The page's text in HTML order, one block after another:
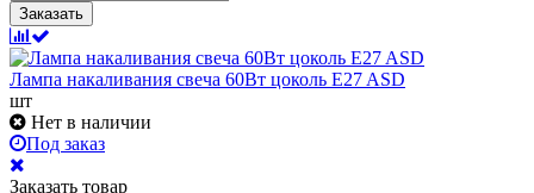
Заказать
Лампа накаливания свеча 60Вт цоколь E27 ASD
шт
Нет в наличии
Под заказ
Заказать товар